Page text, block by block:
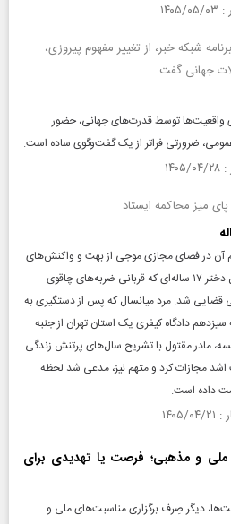
شبکه خبر، از تغییر مفهوم پیروزی،
جهانی گفت
واقعیت‌ها توسط قدرت‌های جهانی، حضور
ضرورتی فراتر از یک گفت‌وگوی ساده است.
آن در فضای مجازی موجی از بهت و واکنش‌های
گسترده را در پی داشت، پرونده قتل دختر ۱۷ ساله‌ای که قربانی ضربه‌های چاقوی
قضایی شد. مرد میانسال که پس از دستگیری به
سیزدهم دادگاه کیفری یک استان تهران از جنبه
مادر مقتول با تشریح سال‌های پرتنش زندگی
مجازات کرد و متهم نیز، مدعی شد لحظه
داده است.
و مذهبی؛ فرصت یا تهدیدی برای
دیگر صِرف برگزاری مناسبت‌های ملی و